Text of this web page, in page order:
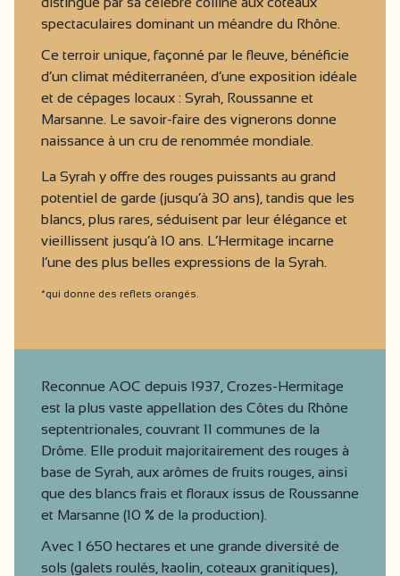
spectaculaires dominant un méandre du Rhône.
Ce terroir unique, façonné par le fleuve, bénéficie
d’un climat méditerranéen, d’une exposition idéale
et de cépages locaux : Syrah, Roussanne et
Marsanne. Le savoir-faire des vignerons donne
naissance à un cru de renommée mondiale.
La Syrah y offre des rouges puissants au grand
potentiel de garde (jusqu’à 30 ans), tandis que les
blancs, plus rares, séduisent par leur élégance et
vieillissent jusqu’à 10 ans. L’Hermitage incarne
l’une des plus belles expressions de la Syrah.
*qui donne des reflets orangés.
Reconnue AOC depuis 1937, Crozes-Hermitage
est la plus vaste appellation des Côtes du Rhône
septentrionales, couvrant 11 communes de la
Drôme. Elle produit majoritairement des rouges à
base de Syrah, aux arômes de fruits rouges, ainsi
que des blancs frais et floraux issus de Roussanne
et Marsanne (10 % de la production).
Avec 1 650 hectares et une grande diversité de
sols (galets roulés, kaolin, coteaux granitiques),